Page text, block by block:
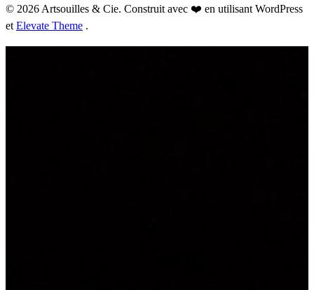
© 2026 Artsouilles & Cie. Construit avec ❤️ en utilisant WordPress
et Elevate Theme .